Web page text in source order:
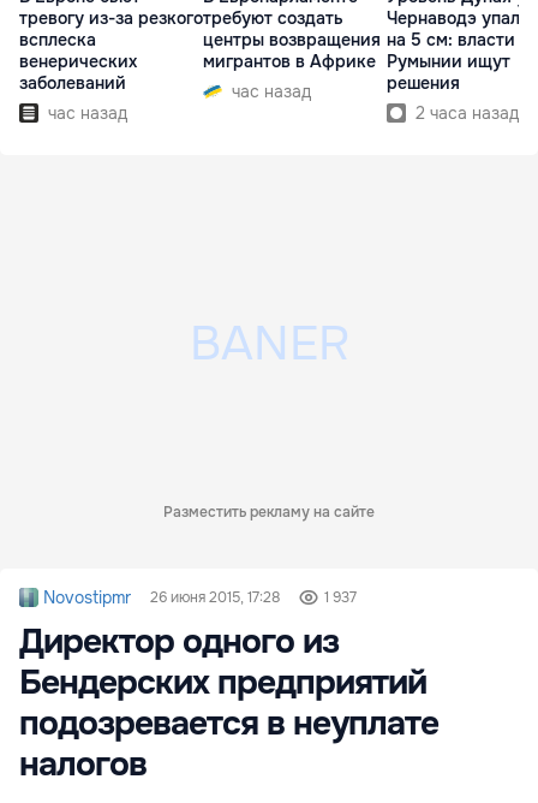
тревогу из-за резкого
всплеска
венерических
заболеваний
час назад
требуют создать
центры возвращения
мигрантов в Африке
час назад
Чернаводэ упал
на 5 см: власти
Румынии ищут
решения
2 часа назад
Разместить рекламу на сайте
Novostipmr 26 июня 2015, 17:28 1 937
Директор одного из
Бендерских предприятий
подозревается в неуплате
налогов